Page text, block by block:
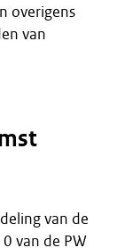
overigens
van
van de
van de PW